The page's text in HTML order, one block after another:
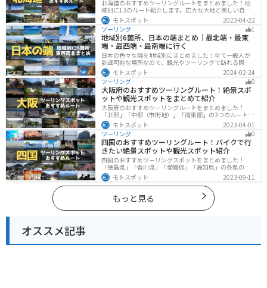
北海道のおすすめツーリングルートをまとめました！地
域別に13のルート紹介します。広大な大地と美しい自然
が広がり、四季折々の魅力を楽しめる観光スポットが数
多くあります。バイクで北海道にツーリングに行く際は
参考にしてください。
モトスポット
2023-04-22
ツーリング
1
地域別6箇所、日本の端まとめ｜最北端・最東
端・最西端・最南端に行く
日本の色々な端を地域別にまとめました！全て一般人が
到達可能な場所なので、観光やツーリングで訪れる際の
参考にしてください。
モトスポット
2024-02-24
ツーリング
0
大阪府のおすすめツーリングルート！絶景スポ
ットや観光スポットをまとめて紹介
大阪府のおすすめツーリングルートをまとめました！
「北部」「中部（市街地）」「南東部」の3つのルート紹
介します。歴史と近代が融合した魅力的なエリアで様々
な楽しみ方ができます。バイクで大阪府にツーリングに
行く際は参考にしてください。
モトスポット
2023-04-01
ツーリング
0
四国のおすすめツーリングルート！バイクで行
きたい絶景スポットや観光スポット紹介
四国のおすすめツーリングスポットをまとめました！
「徳島県」「香川県」「愛媛県」「高知県」の各県の観
光地紹介します。自然豊かな山々や湖、温泉地が点在
し、四季折々の景色を楽しめるスポットが多数ありま
す。バイクで四国にツーリングに行く際は参考にしてく
ださい。
モトスポット 2023-09-11
もっと見る
オススメ記事